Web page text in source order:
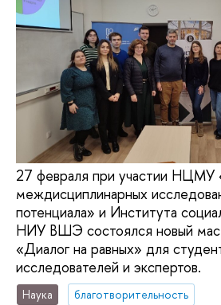
27 февраля при участии НЦМУ
междисциплинарных
потенциала» и Института
НИУ ВШЭ состоялся новый
«Диалог на равных» для
исследователей и экспертов.
Наука
благотворительность